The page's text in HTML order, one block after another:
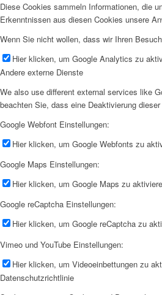
Diese Cookies sammeln Informationen, die
Erkenntnissen aus diesen Cookies unsere
Wenn Sie nicht wollen, dass wir Ihren
Hier klicken, um Google Analytics zu
Andere externe Dienste
We also use different external services like
beachten Sie, dass eine Deaktivierung
Google Webfont Einstellungen:
Hier klicken, um Google Webfonts zu
Google Maps Einstellungen:
Hier klicken, um Google Maps zu
Google reCaptcha Einstellungen:
Hier klicken, um Google reCaptcha zu
Vimeo und YouTube Einstellungen:
Hier klicken, um Videoeinbettungen zu
Datenschutzrichtlinie